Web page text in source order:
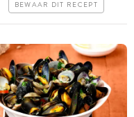
BEWAAR DIT RECEPT